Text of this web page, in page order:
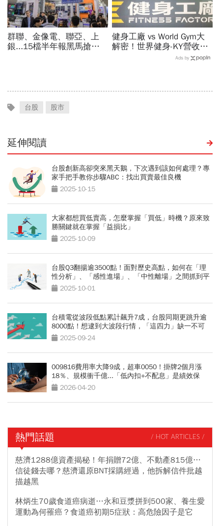
群聯、金像電、聯亞、上
銀...15檔半年報黑馬搶先
健身工廠 vs World Gym大
解密！世界健身-KY營收大
勝，獲利卻輸給柏文？教練
Ads by
台股 股市
延伸閱讀
台股創新高卻突來黑天鵝，下次遇到該如何處理？專
家手把手教你步驟ABC：找出買賣最佳良機
2025-10-15
大家都想買低賣高，怎麼掌握「買低」時機？原來致
勝關鍵就在掌握「益損比」
2025-10-09
台股Q3翻揚逾3500點！面對歷史高點，如何在「理
性分析」、「感性進場」、「中性離場」之間抓到平
衡？2025-10-01
台積電從波段低點累計飆升7成，台股同期更跳升逾
8000點！想逮到大波段行情，「這四力」缺一不可
2025-09-24
009816費用率大降9成，超車0050！掛牌2個月漲
18％、規模衝千億...「低內扣+不配息」是績效保
證？2026-04-20
熱門話題 / HOT ARTICLES /
慈濟1288億資產揭秘！年捐贈72億、不動產815億…
信徒錢去哪？慈濟還原BNT採購經過，他拆解信件批越
描越黑
林炳生70歲食道癌病逝…永和豆漿拼到500家、養生愛
運動為何罹癌？食道癌初期5症狀：高危險因子是它